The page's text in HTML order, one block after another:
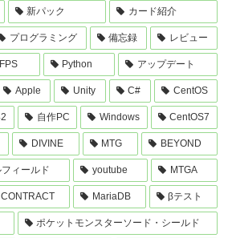
新パック カード紹介
プログラミング 備忘録 レビュー
FPS Python アップデート
Apple Unity C# CentOS
自作PC Windows CentOS7
DIVINE MTG BEYOND
ィールド youtube MTGA
CONTRACT MariaDB βテスト
ポケットモンスターソード・シールド